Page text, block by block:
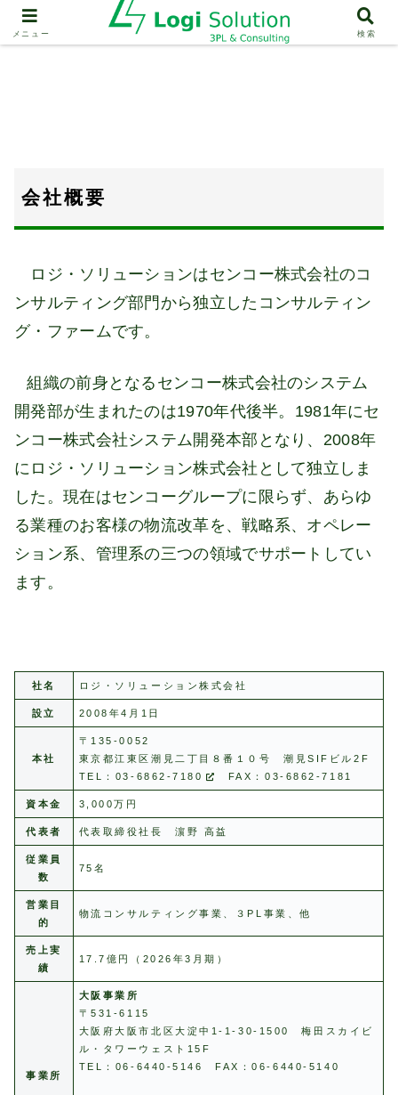
企業情報
会社概要
ロジ・ソリューションはセンコー株式会社のコ
ンサルティング部門から独立したコンサルティン
グ・ファームです。
組織の前身となるセンコー株式会社のシステム
開発部が生まれたのは1970年代後半。1981年にセ
ンコー株式会社システム開発本部となり、2008年
にロジ・ソリューション株式会社として独立しま
した。現在はセンコーグループに限らず、あらゆ
る業種のお客様の物流改革を、戦略系、オペレー
ション系、管理系の三つの領域でサポートしてい
ます。
社名 ロジ・ソリューション株式会社
設立 2008年4月1日
本社
〒135-0052
東京都江東区潮見二丁目８番１０号 潮見SIFビル2F
TEL： 03-6862-7180 FAX：03-6862-7181
資本金 3,000万円
代表者 代表取締役社長 濵野 高益
従業員
数
75名
営業目
的
物流コンサルティング事業、３PL事業、他
売上実
績
17.7億円（2026年3月期）
事業所
大阪事業所
〒531-6115
大阪府大阪市北区大淀中1-1-30-1500 梅田スカイビ
ル・タワーウェスト15F
TEL：06-6440-5146 FAX：06-6440-5140
メニュー 検索